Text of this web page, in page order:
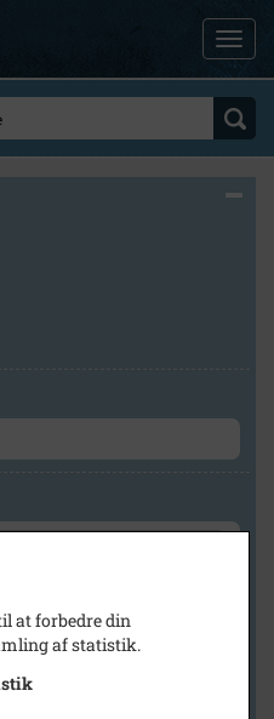
at forbedre din
af statistik.